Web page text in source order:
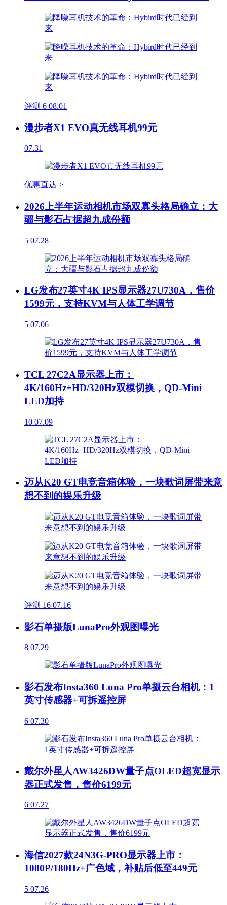
评测 6 08.01
漫步者X1 EVO真无线耳机99元
07.31
优惠直达 >
2026上半年运动相机市场双寡头格局确立：大
疆与影石占据超九成份额
5 07.28
LG发布27英寸4K IPS显示器27U730A，售价
1599元，支持KVM与人体工学调节
5 07.06
TCL 27C2A显示器上市：
4K/160Hz+HD/320Hz双模切换，QD-Mini
LED加持
10 07.09
迈从K20 GT电竞音箱体验，一块歌词屏带来意
想不到的娱乐升级
评测 16 07.16
影石单摄版LunaPro外观图曝光
8 07.29
影石发布Insta360 Luna Pro单摄云台相机：1
英寸传感器+可拆遥控屏
6 07.30
戴尔外星人AW3426DW量子点OLED超宽显示
器正式发售，售价6199元
6 07.27
海信2027款24N3G-PRO显示器上市：
1080P/180Hz+广色域，补贴后低至449元
5 07.26